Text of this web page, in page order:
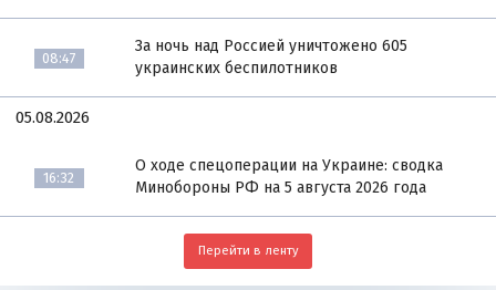
08:47
За ночь над Россией уничтожено 605
украинских беспилотников
05.08.2026
16:32
О ходе спецоперации на Украине: сводка
Минобороны РФ на 5 августа 2026 года
Перейти в ленту